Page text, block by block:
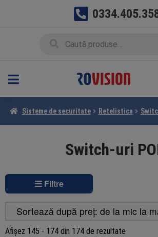
Sisteme de securitate Retelistica
Switch-uri
Filtre
Afișez 145 - 174 din 174 de rezultate